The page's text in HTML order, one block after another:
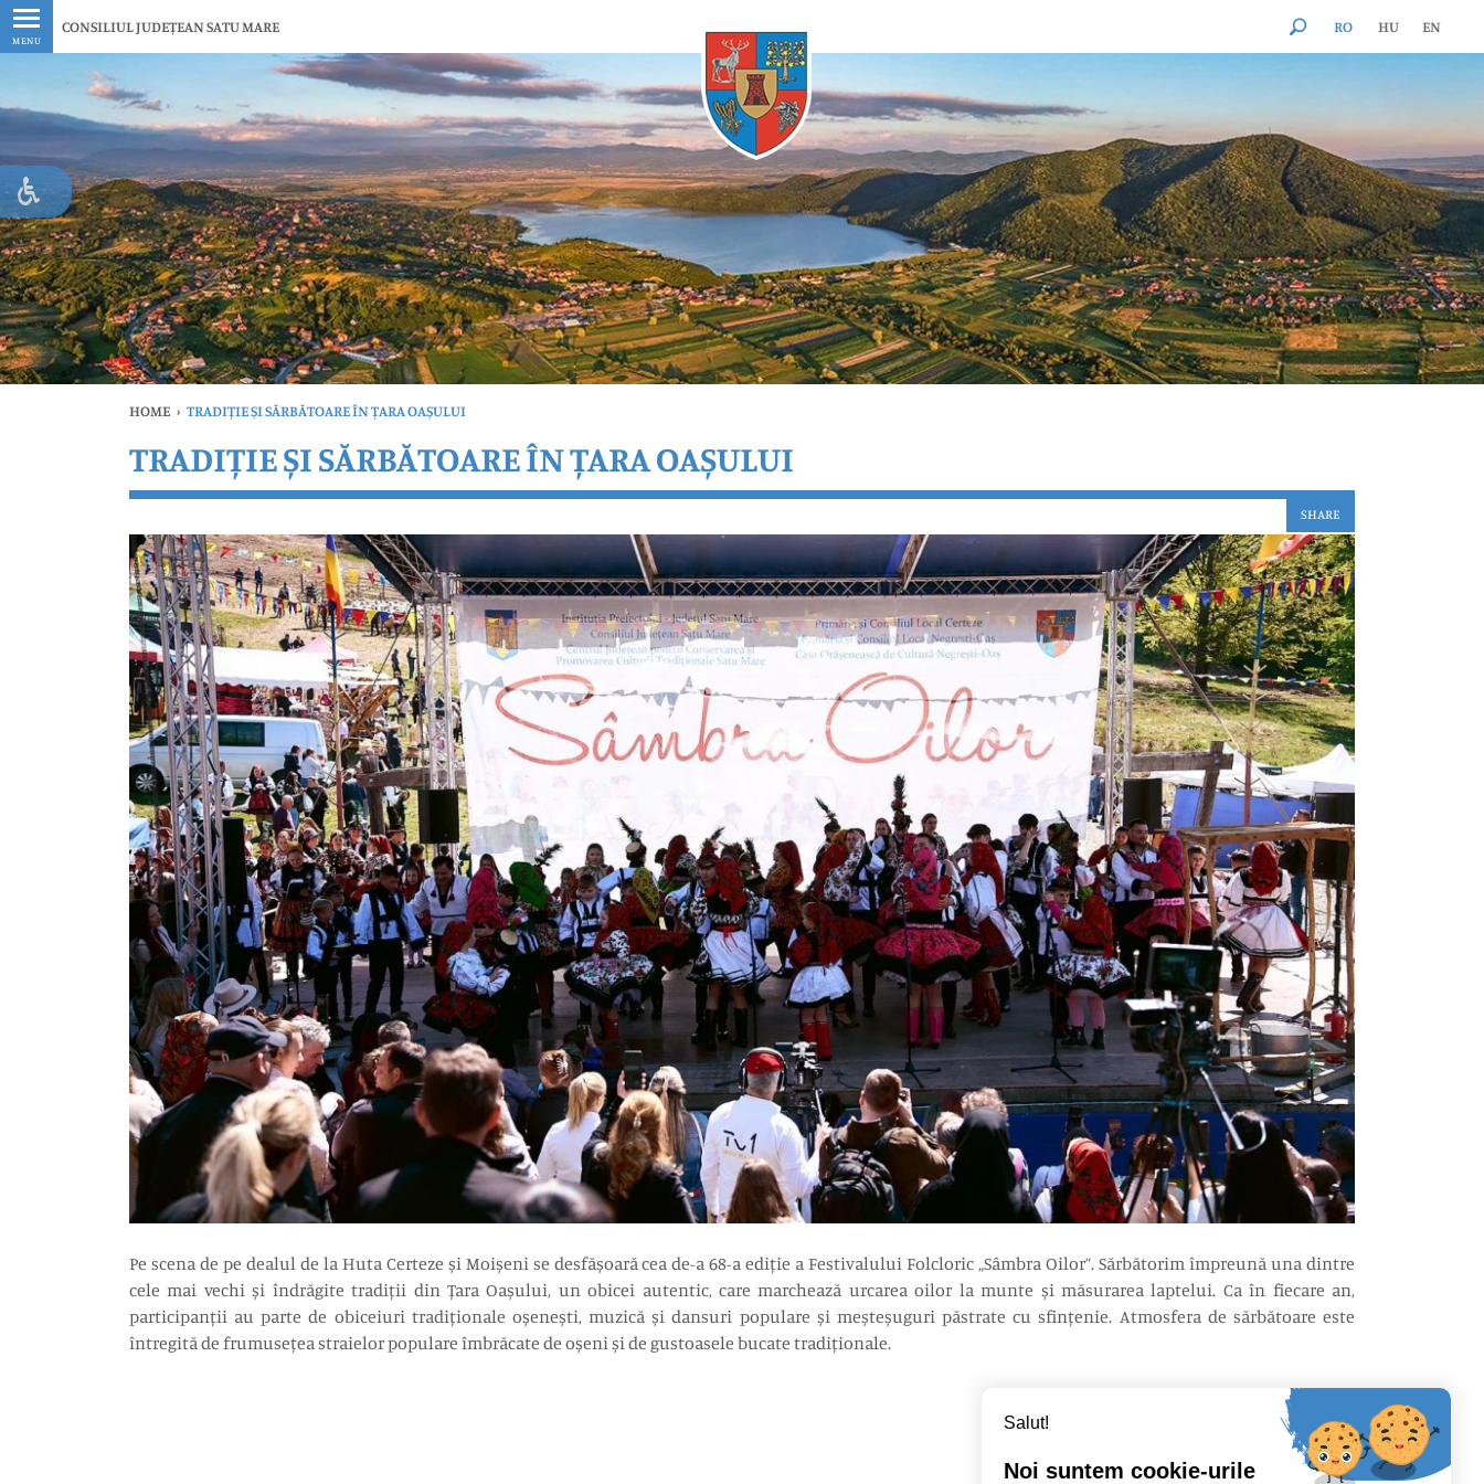
MENU
CONSILIUL JUDEȚEAN SATU MARE RO HU EN
HOME › TRADIȚIE ȘI SĂRBĂTOARE ÎN ȚARA OAȘULUI
TRADIȚIE ȘI SĂRBĂTOARE ÎN ȚARA OAȘULUI
SHARE
Pe scena de pe dealul de la Huta Certeze și Moișeni se desfășoară cea de-a 68-a ediție a Festivalului Folcloric „Sâmbra Oilor”. Sărbătorim împreună una dintre
cele mai vechi și îndrăgite tradiții din Țara Oașului, un obicei autentic, care marchează urcarea oilor la munte și măsurarea laptelui. Ca în fiecare an,
participanții au parte de obiceiuri tradiționale oșenești, muzică și dansuri populare și meșteșuguri păstrate cu sfințenie. Atmosfera de sărbătoare este
întregită de frumusețea straielor populare îmbrăcate de oșeni și de gustoasele bucate tradiționale.
Salut!
Noi suntem cookie-urile